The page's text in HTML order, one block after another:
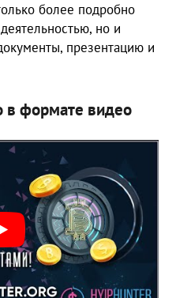
более подробно
но и
презентацию и
в формате видео